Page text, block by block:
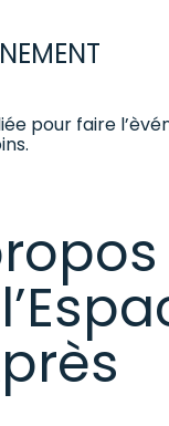
pour faire